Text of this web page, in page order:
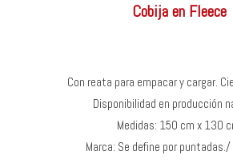
Cobija en Fleece
Con reata para empacar y cargar.
Disponibilidad en producción
Medidas: 150 cm x 130
Marca: Se define por puntadas./